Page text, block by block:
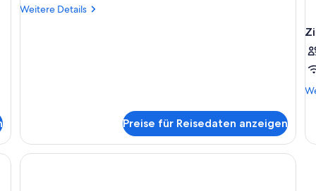
Weitere Details
Weitere
Preise für Reisedaten anzeigen